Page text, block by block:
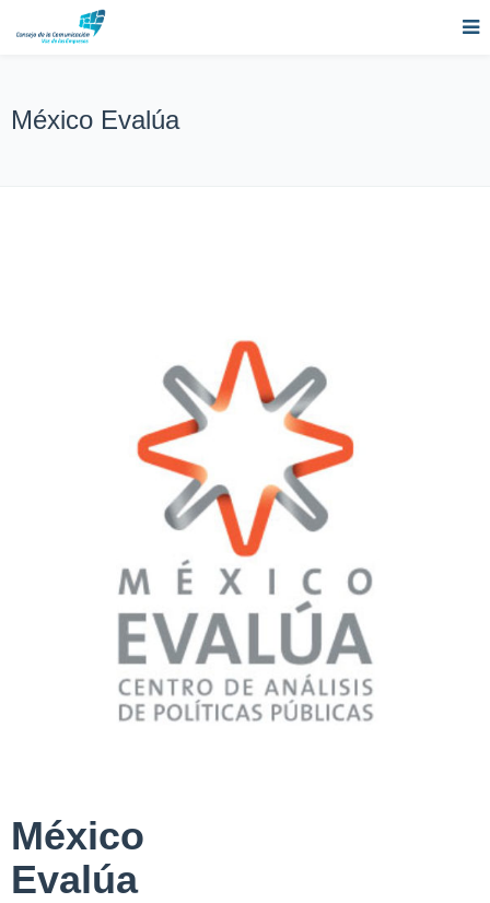
México Evalúa
México
Evalúa